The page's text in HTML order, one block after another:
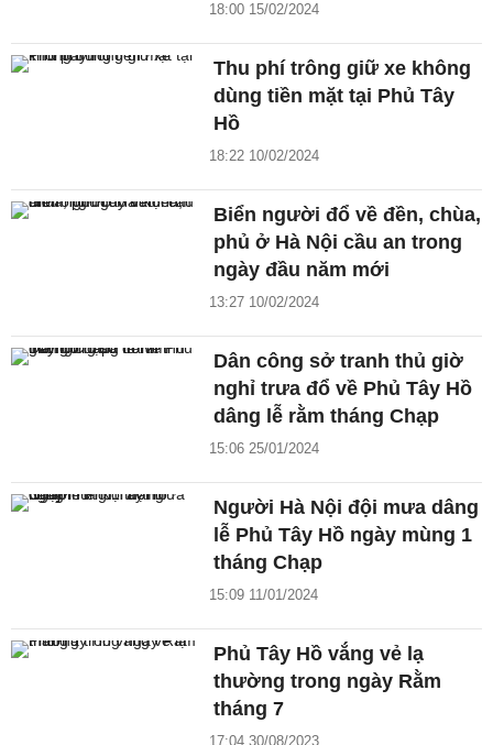
18:00 15/02/2024
Thu phí trông giữ xe không
dùng tiền mặt tại Phủ Tây
Hồ
18:22 10/02/2024
Biển người đổ về đền, chùa,
phủ ở Hà Nội cầu an trong
ngày đầu năm mới
13:27 10/02/2024
Dân công sở tranh thủ giờ
nghỉ trưa đổ về Phủ Tây Hồ
dâng lễ rằm tháng Chạp
15:06 25/01/2024
Người Hà Nội đội mưa dâng
lễ Phủ Tây Hồ ngày mùng 1
tháng Chạp
15:09 11/01/2024
Phủ Tây Hồ vắng vẻ lạ
thường trong ngày Rằm
tháng 7
17:04 30/08/2023